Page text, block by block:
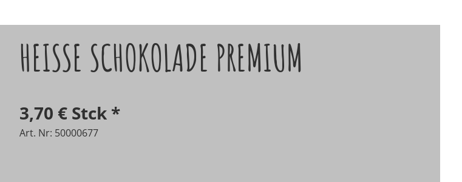
HEISSE SCHOKOLADE PREMIUM
3,70 € Stck*
Art. Nr: 50000677